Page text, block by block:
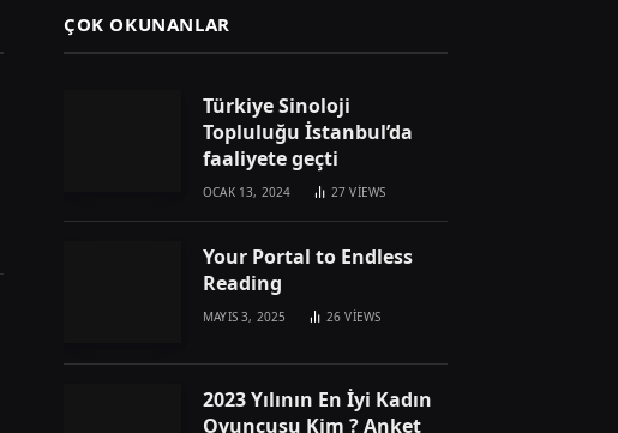
ÇOK OKUNANLAR
Türkiye Sinoloji
Topluluğu İstanbul’da
faaliyete geçti
OCAK 13, 2024 27VIEWS
Your Portal to Endless
Reading
MAYIS 3, 2025 26VIEWS
2023 Yılının En İyi Kadın
Oyuncusu Kim ? Anket